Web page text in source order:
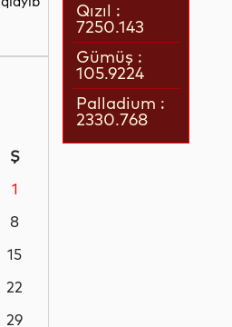
Ş
1
8
15
22
29
Qızıl :
7250.143
Gümüş :
105.9224
Palladium :
2330.768